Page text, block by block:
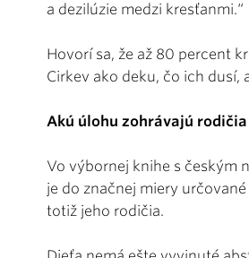
a dezilúzie medzi kresťanmi.“
Hovorí sa, že až 80 percent
Cirkev ako deku, čo ich dusí,
Akú úlohu zohrávajú
Vo výbornej knihe s českým
je do značnej miery
totiž jeho rodičia.